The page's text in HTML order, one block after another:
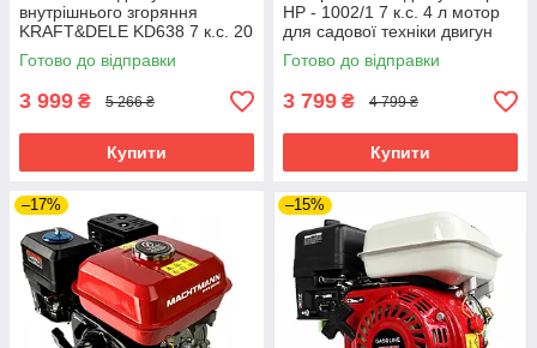
внутрішнього згоряння
KRAFT&DELE KD638 7 к.с. 20
мм двигун для
сільськогосподарської техніки
Готово до відправки
3 999 ₴ 5 266 ₴
Купити
HP - 1002/1 7 к.с. 4 л мотор
для садової техніки двигун
для культиватора
Готово до відправки
3 799 ₴ 4 799 ₴
Купити
–17% –15%